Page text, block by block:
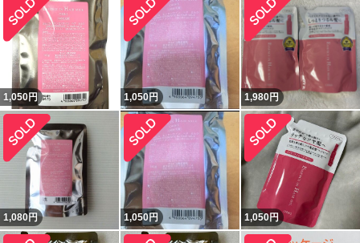
1,050円 1,050円 1,980円
1,080円 1,050円 1,050円